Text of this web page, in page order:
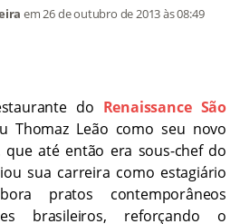
em26 de outubro de 2013às 08:49
do Renaissance São
Thomaz Leão como seu novo
que até então era sous-chef do
sua carreira como estagiário
pratos contemporâneos
brasileiros, reforçando o